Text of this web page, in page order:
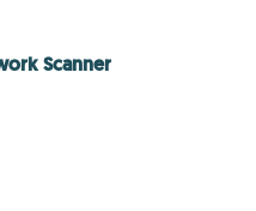
Scanner